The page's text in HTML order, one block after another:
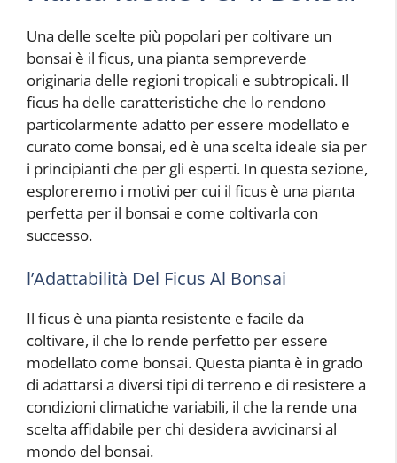
Una delle scelte più popolari per coltivare un
bonsai è il ficus, una pianta sempreverde
originaria delle regioni tropicali e subtropicali. Il
ficus ha delle caratteristiche che lo rendono
particolarmente adatto per essere modellato e
curato come bonsai, ed è una scelta ideale sia per
i principianti che per gli esperti. In questa sezione,
esploreremo i motivi per cui il ficus è una pianta
perfetta per il bonsai e come coltivarla con
successo.
l’Adattabilità Del Ficus Al Bonsai
Il ficus è una pianta resistente e facile da
coltivare, il che lo rende perfetto per essere
modellato come bonsai. Questa pianta è in grado
di adattarsi a diversi tipi di terreno e di resistere a
condizioni climatiche variabili, il che la rende una
scelta affidabile per chi desidera avvicinarsi al
mondo del bonsai.